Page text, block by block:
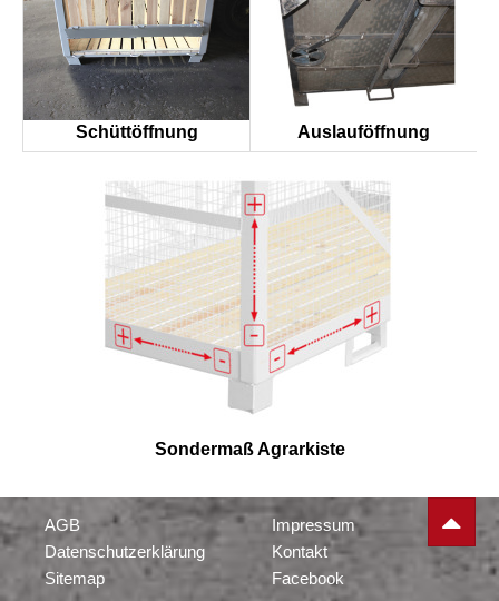
Schüttöffnung Auslauföffnung
Sondermaß Agrarkiste
AGB
Datenschutzerklärung
Sitemap
Impressum
Kontakt
Facebook